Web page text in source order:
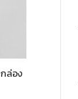
ล่อง